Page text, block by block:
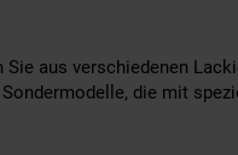
aus verschiedenen
die mit